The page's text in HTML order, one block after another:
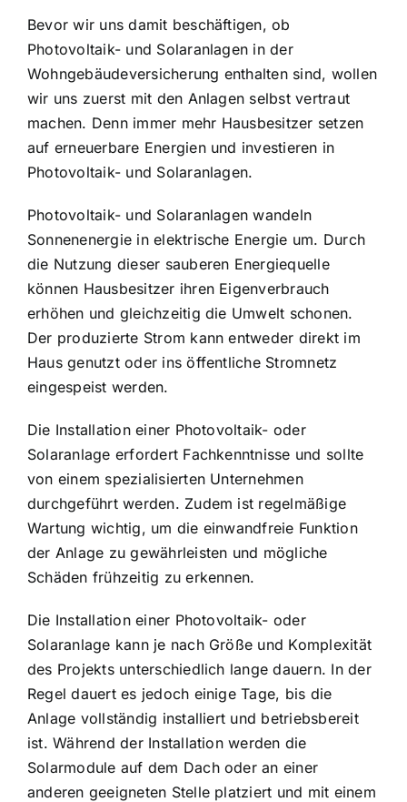
Bevor wir uns damit beschäftigen, ob
Photovoltaik- und Solaranlagen in der
Wohngebäudeversicherung enthalten sind, wollen
wir uns zuerst mit den Anlagen selbst vertraut
machen. Denn immer mehr Hausbesitzer setzen
auf erneuerbare Energien und investieren in
Photovoltaik- und Solaranlagen.
Photovoltaik- und Solaranlagen wandeln
Sonnenenergie in elektrische Energie um. Durch
die Nutzung dieser sauberen Energiequelle
können Hausbesitzer ihren Eigenverbrauch
erhöhen und gleichzeitig die Umwelt schonen.
Der produzierte Strom kann entweder direkt im
Haus genutzt oder ins öffentliche Stromnetz
eingespeist werden.
Die Installation einer Photovoltaik- oder
Solaranlage erfordert Fachkenntnisse und sollte
von einem spezialisierten Unternehmen
durchgeführt werden. Zudem ist regelmäßige
Wartung wichtig, um die einwandfreie Funktion
der Anlage zu gewährleisten und mögliche
Schäden frühzeitig zu erkennen.
Die Installation einer Photovoltaik- oder
Solaranlage kann je nach Größe und Komplexität
des Projekts unterschiedlich lange dauern. In der
Regel dauert es jedoch einige Tage, bis die
Anlage vollständig installiert und betriebsbereit
ist. Während der Installation werden die
Solarmodule auf dem Dach oder an einer
anderen geeigneten Stelle platziert und mit einem